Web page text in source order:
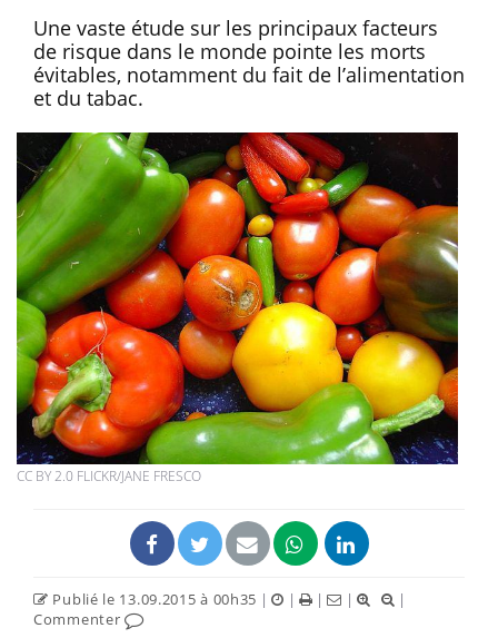
Une vaste étude sur les principaux facteurs
de risque dans le monde pointe les morts
évitables, notamment du fait de l’alimentation
et du tabac.
CC BY 2.0 FLICKR/JANE FRESCO
Publié le 13.09.2015 à 00h35 | | | |
|
Commenter